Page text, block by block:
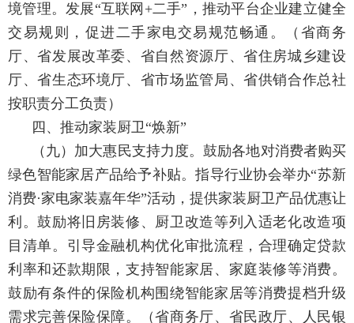
境管理。发展“互联网+二手”，推动平台企业建立健全
交易规则，促进二手家电交易规范畅通。
（省商务
厅、省发展改革委、省自然资源厅、省住房城乡建设
厅、省生态环境厅、省市场监管局、省供销合作总社
按职责分工负责）
四、推动家装厨卫“焕新”
（九）加大惠民支持力度。鼓励各地对消费者购买
绿色智能家居产品给予补贴。指导行业协会举办“苏新
消费·家电家装嘉年华”活动，提供家装厨卫产品优惠让
利。鼓励将旧房装修、厨卫改造等列入适老化改造项
目清单。引导金融机构优化审批流程，合理确定贷款
利率和还款期限，支持智能家居、家庭装修等消费。
鼓励有条件的保险机构围绕智能家居等消费提档升级
需求完善保险保障。
（省商务厅、省民政厅、人民银